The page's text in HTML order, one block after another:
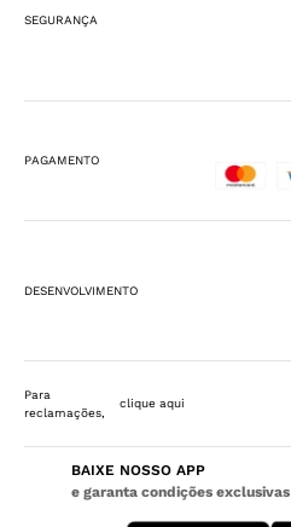
SEGURANÇA
PAGAMENTO
DESENVOLVIMENTO
Para
reclamações,
clique aqui
BAIXE NOSSO APP
e garanta condições exclusivas